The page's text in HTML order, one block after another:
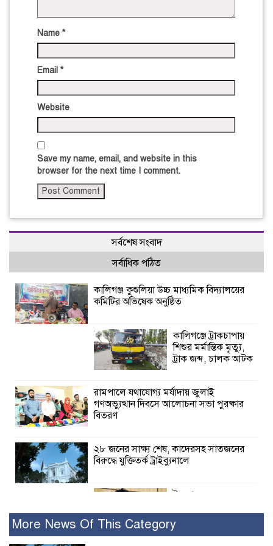
Name *
Email *
Website
Save my name, email, and website in this
browser for the next time I comment.
সর্বশেষ সংবাদ
সর্বাধিক পঠিত
কালিগঞ্জ কুশুলিয়া উচ্চ মাধ্যমিক বিদ্যালয়ের
কমিটির অভিষেক অনুষ্ঠিত
কালিগঞ্জে ট্রাকচাপায়
শিশুর মর্মান্তিক মৃত্যু,
ট্রাক জব্দ, চালক আটক
রামপালে যথাযোগ্য মর্যাদায় জুলাই
গণঅভ্যুত্থান দিবসে আলোচনা সভা পুরষ্কার
বিতরণ
২৮ জনের সাক্ষ্য শেষ, কাদেরসহ সাতজনের
বিরুদ্ধে যুক্তিতর্ক ট্রাইব্যুনালে
ইসলামের সবচেয়ে
নুর
More News Of This Category